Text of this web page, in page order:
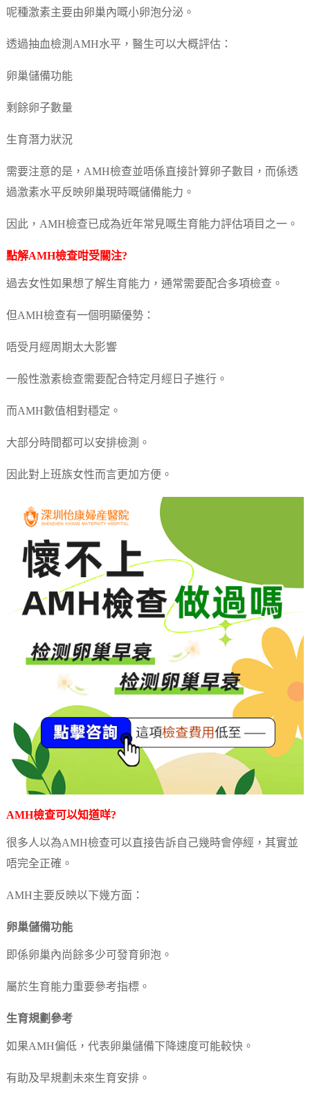
呢種激素主要由卵巢內嘅小卵泡分泌。
透過抽血檢測AMH水平，醫生可以大概評估：
卵巢儲備功能
剩餘卵子數量
生育潛力狀況
需要注意的是，AMH檢查並唔係直接計算卵子數目，而係透
過激素水平反映卵巢現時嘅儲備能力。
因此，AMH檢查已成為近年常見嘅生育能力評估項目之一。
點解AMH檢查咁受關注?
過去女性如果想了解生育能力，通常需要配合多項檢查。
但AMH檢查有一個明顯優勢：
唔受月經周期太大影響
一般性激素檢查需要配合特定月經日子進行。
而AMH數值相對穩定。
大部分時間都可以安排檢測。
因此對上班族女性而言更加方便。
AMH檢查可以知道咩?
很多人以為AMH檢查可以直接告訴自己幾時會停經，其實並
唔完全正確。
AMH主要反映以下幾方面：
卵巢儲備功能
即係卵巢內尚餘多少可發育卵泡。
屬於生育能力重要參考指標。
生育規劃參考
如果AMH偏低，代表卵巢儲備下降速度可能較快。
有助及早規劃未來生育安排。